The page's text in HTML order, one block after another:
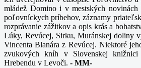
mládež Domino i v mestských
poľovníckych príbehov, záznamy
rozprávanie zážitkov a opis krás a
Lúky, Revúcej, Sirku, Muránskej doliny
Vincenta Blanára z Revúcej. Niektoré
zvukových kníh v Slovenskej knižnici
Hrebendu v Levoči. - MM-